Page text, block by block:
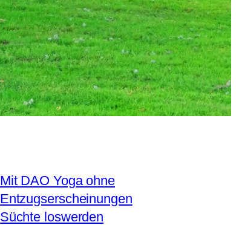
Mit DAO Yoga ohne
Entzugserscheinungen
Süchte loswerden